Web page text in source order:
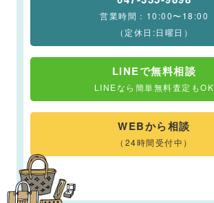
営業時間：10:00〜18:00
（定休日:日曜日）
LINEで無料相談
LINEなら簡単無料査定もOK
WEBから相談
（24時間受付中）